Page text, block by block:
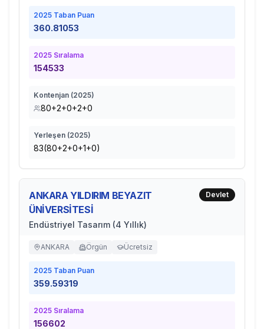
2025 Taban Puan
360.81053
2025 Sıralama
154533
Kontenjan (2025)
80+2+0+2+0
Yerleşen (2025)
83(80+2+0+1+0)
ANKARA YILDIRIM BEYAZIT
ÜNİVERSİTESİ
Endüstriyel Tasarım (4 Yıllık)
Devlet
ANKARA Örgün Ücretsiz
2025 Taban Puan
359.59319
2025 Sıralama
156602